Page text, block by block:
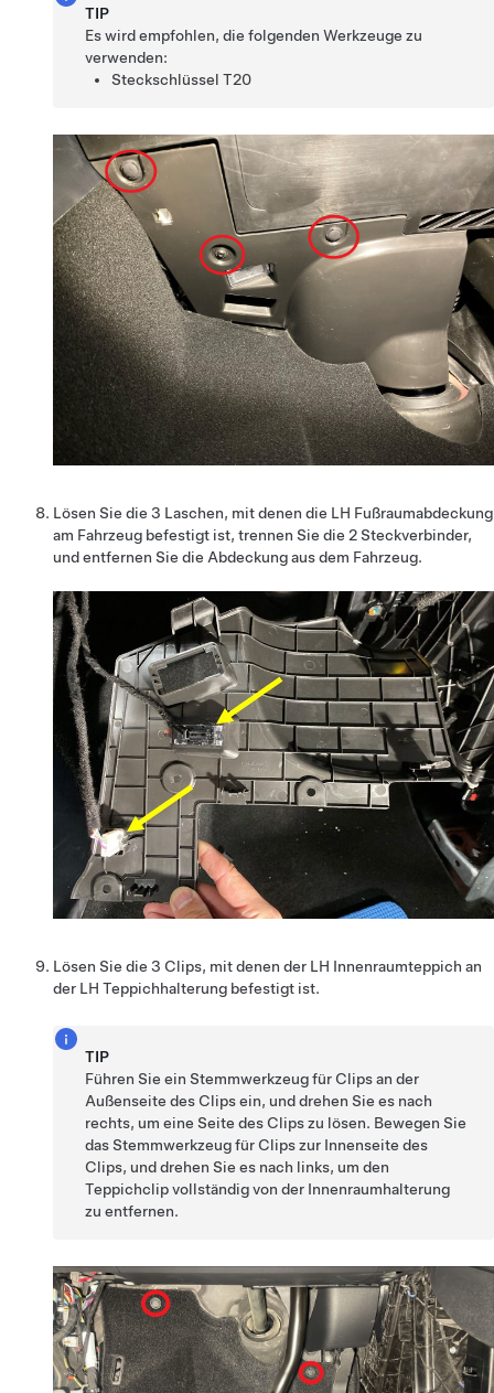
TIP
Es wird empfohlen, die folgenden Werkzeuge zu
verwenden:
Steckschlüssel T20
Lösen Sie die 3 Laschen, mit denen die LH Fußraumabdeckung
am Fahrzeug befestigt ist, trennen Sie die 2 Steckverbinder,
und entfernen Sie die Abdeckung aus dem Fahrzeug.
Lösen Sie die 3 Clips, mit denen der LH Innenraumteppich an
der LH Teppichhalterung befestigt ist.
TIP
Führen Sie ein Stemmwerkzeug für Clips an der
Außenseite des Clips ein, und drehen Sie es nach
rechts, um eine Seite des Clips zu lösen. Bewegen Sie
das Stemmwerkzeug für Clips zur Innenseite des
Clips, und drehen Sie es nach links, um den
Teppichclip vollständig von der Innenraumhalterung
zu entfernen.